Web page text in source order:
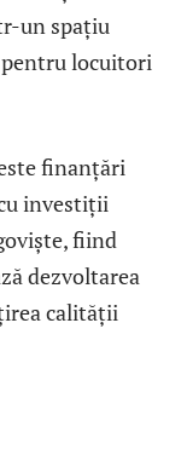
un spațiu
locuitori
finanțări
investiții
fiind
dezvoltarea
calității